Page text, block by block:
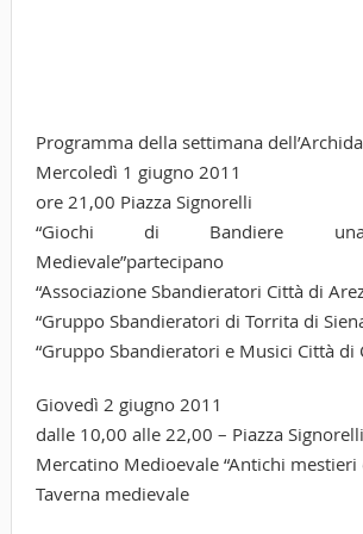
Programma della settimana
Mercoledì 1 giugno 2011
ore 21,00 Piazza Signorelli
“Giochi di Bandiere
Medievale”partecipano
“Associazione Sbandieratori Città di
“Gruppo Sbandieratori di Torrita di
“Gruppo Sbandieratori e Musici Città di
Giovedì 2 giugno 2011
dalle 10,00 alle 22,00 – Piazza Signorelli
Mercatino Medioevale “Antichi mestieri
Taverna medievale